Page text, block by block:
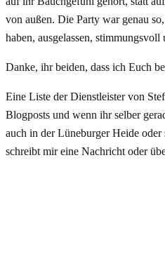
von außen. Die Party war genau
haben, ausgelassen,
Danke, ihr beiden, dass ich Euch
Eine Liste der Dienstleister von
Blogposts und wenn ihr selber
auch in der Lüneburger Heide
schreibt mir eine Nachricht oder